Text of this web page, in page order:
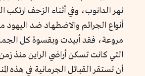
نهر الدانوب، وفي أثناء الزحف ارتكب
أنواع الجرائم والاضطهاد ضد اليهود
مروعة، فقد أبيدت وبقسوة كل
التي كانت تسكن أراضي الراين منذ
أن تستقر القبائل الجرمانية في هذه